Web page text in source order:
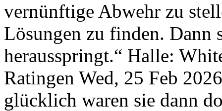
vernünftige Abwehr zu
Lösungen zu finden. Dann
herausspringt.“ Halle:
Ratingen Wed, 25 Feb
glücklich waren sie dann